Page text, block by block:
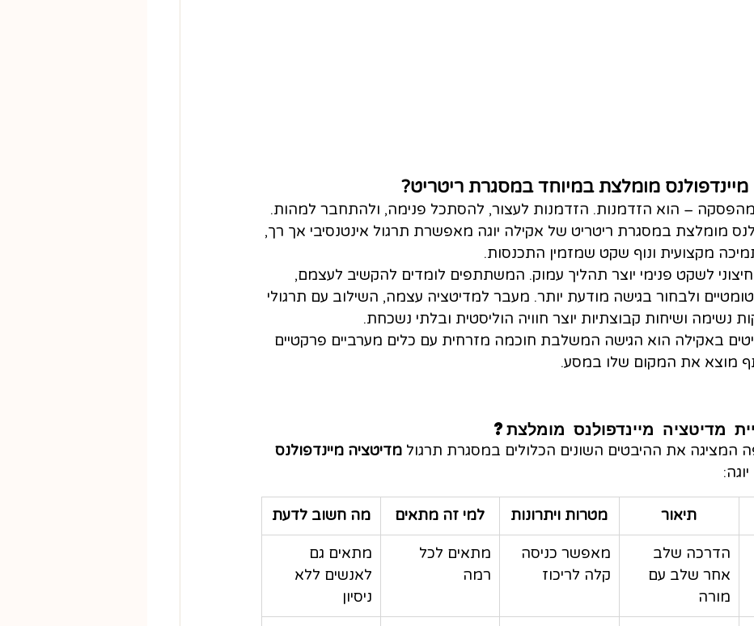
מומלצת במיוחד במסגרת ריטריט?
מהפסקה – הוא הזדמנות. הזדמנות לעצור, להסתכל פנימה, ולהתחבר למהות.
מומלצת במסגרת ריטריט של אקילה יוגה מאפשרת תרגול אינטנסיבי אך רך,
מקצועית ונוף שקט שמזמין התכנסות.
לשקט פנימי יוצר תהליך עמוק. המשתתפים לומדים להקשיב לעצמם,
ולבחור בגישה מודעת יותר. מעבר למדיטציה עצמה, השילוב עם תרגולי
נשימה ושיחות קבוצתיות יוצר חוויה הוליסטית ובלתי נשכחת.
באקילה הוא הגישה המשלבת חוכמה מזרחית עם כלים מערביים פרקטיים
מוצא את המקום שלו במסע.
מדיטציה מיינדפולנס מומלצת?
המציגה את ההיבטים השונים הכלולים במסגרת תרגול מדיטציה מיינדפולנס
תיאור מטרות ויתרונות למי זה מתאים מה חשוב לדעת
הדרכה שלב
אחר שלב עם
מורה
מאפשר כניסה
קלה לריכוז
מתאים לכל
רמה
מתאים גם
לאנשים ללא
ניסיון